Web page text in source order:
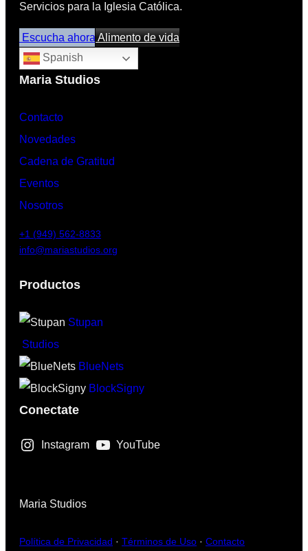
Servicios para la Iglesia Católica.
Escucha ahoraAlimento de vida
Spanish
Maria Studios
Contacto
Novedades
Cadena de Gratitud
Eventos
Nosotros
+1 (949) 562-8833
info@mariastudios.org
Productos
Stupan
Studios
BlueNets
BlockSigny
Conectate
Instagram YouTube
Maria Studios
Política de Privacidad · Términos de Uso · Contacto